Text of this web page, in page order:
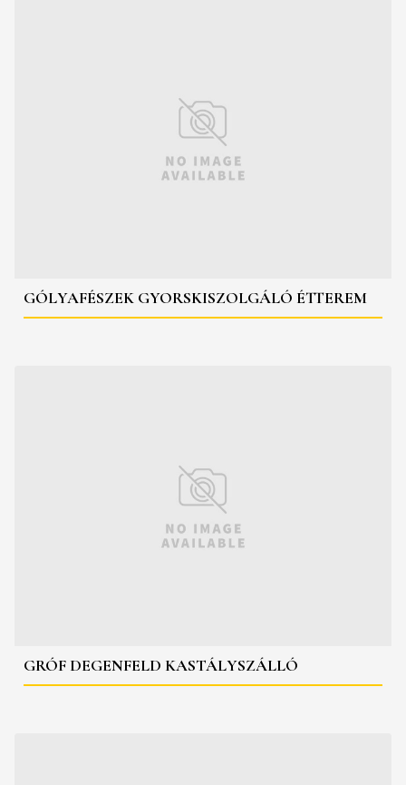
GÓLYAFÉSZEK GYORSKISZOLGÁLÓ ÉTTEREM
GRÓF DEGENFELD KASTÁLYSZÁLLÓ